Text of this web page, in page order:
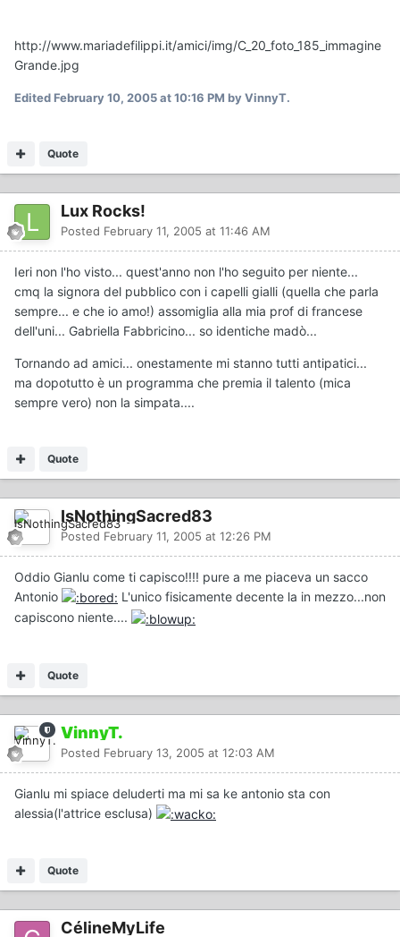
http://www.mariadefilippi.it/amici/img/C_20_foto_185_immagine
Grande.jpg
EditedFebruary 10, 2005 at 10:16 PM by VinnyT.
Quote
Lux Rocks!
Posted February 11, 2005 at 11:46 AM
Ieri non l'ho visto... quest'anno non l'ho seguito per niente...
cmq la signora del pubblico con i capelli gialli (quella che parla
sempre... e che io amo!) assomiglia alla mia prof di francese
dell'uni... Gabriella Fabbricino... so identiche madò...
Tornando ad amici... onestamente mi stanno tutti antipatici...
ma dopotutto è un programma che premia il talento (mica
sempre vero) non la simpata....
Quote
IsNothingSacred83
Posted February 11, 2005 at 12:26 PM
Oddio Gianlu come ti capisco!!!! pure a me piaceva un sacco
Antonio
L'unico fisicamente decente la in mezzo...non
capiscono niente....
Quote
VinnyT.
Posted February 13, 2005 at 12:03 AM
Gianlu mi spiace deluderti ma mi sa ke antonio sta con
alessia(l'attrice esclusa)
Quote
CélineMyLife